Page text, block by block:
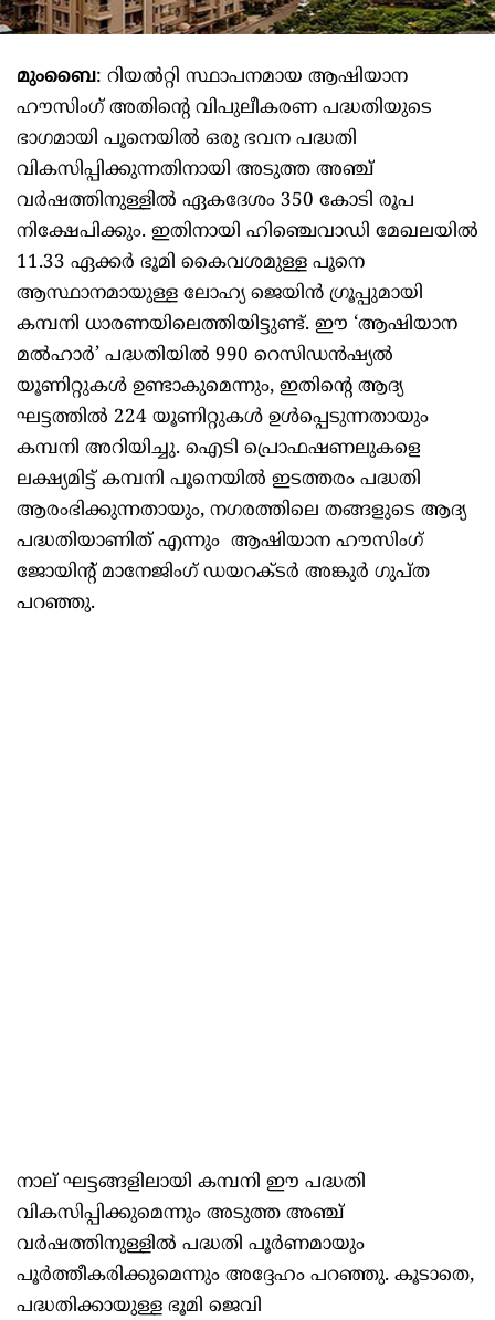
മുംബൈ: റിയൽറ്റി സ്ഥാപനമായ ആഷിയാന
ഹൗസിംഗ് അതിന്റെ വിപുലീകരണ പദ്ധതിയുടെ
ഭാഗമായി പൂനെയിൽ ഒരു ഭവന പദ്ധതി
വികസിപ്പിക്കുന്നതിനായി അടുത്ത അഞ്ച്
വർഷത്തിനുള്ളിൽ ഏകദേശം 350 കോടി രൂപ
നിക്ഷേപിക്കും. ഇതിനായി ഹിഞ്ചെവാഡി മേഖലയിൽ
11.33 ഏക്കർ ഭൂമി കൈവശമുള്ള പൂനെ
ആസ്ഥാനമായുള്ള ലോഹ്യ ജെയിൻ ഗ്രൂപ്പുമായി
കമ്പനി ധാരണയിലെത്തിയിട്ടുണ്ട്. ഈ ‘ആഷിയാന
മൽഹാർ’ പദ്ധതിയിൽ 990 റെസിഡൻഷ്യൽ
യൂണിറ്റുകൾ ഉണ്ടാകുമെന്നും, ഇതിന്റെ ആദ്യ
ഘട്ടത്തിൽ 224 യൂണിറ്റുകൾ ഉൾപ്പെടുന്നതായും
കമ്പനി അറിയിച്ചു. ഐടി പ്രൊഫഷണലുകളെ
ലക്ഷ്യമിട്ട് കമ്പനി പൂനെയിൽ ഇടത്തരം പദ്ധതി
ആരംഭിക്കുന്നതായും, നഗരത്തിലെ തങ്ങളുടെ ആദ്യ
പദ്ധതിയാണിത് എന്നും ആഷിയാന ഹൗസിംഗ്
ജോയിന്റ് മാനേജിംഗ് ഡയറക്ടർ അങ്കുർ ഗുപ്ത
പറഞ്ഞു.
നാല് ഘട്ടങ്ങളിലായി കമ്പനി ഈ പദ്ധതി
വികസിപ്പിക്കുമെന്നും അടുത്ത അഞ്ച്
വർഷത്തിനുള്ളിൽ പദ്ധതി പൂർണമായും
പൂർത്തീകരിക്കുമെന്നും അദ്ദേഹം പറഞ്ഞു. കൂടാതെ,
പദ്ധതിക്കായുള്ള ഭൂമി ജെവി